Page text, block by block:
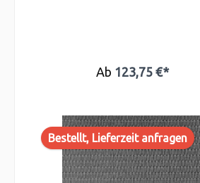
Ab 123,75 €*
Bestellt, Lieferzeit anfragen